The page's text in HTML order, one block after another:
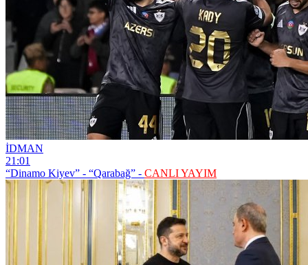
İDMAN
21:01
“Dinamo Kiyev” - “Qarabağ” - CANLI YAYIM